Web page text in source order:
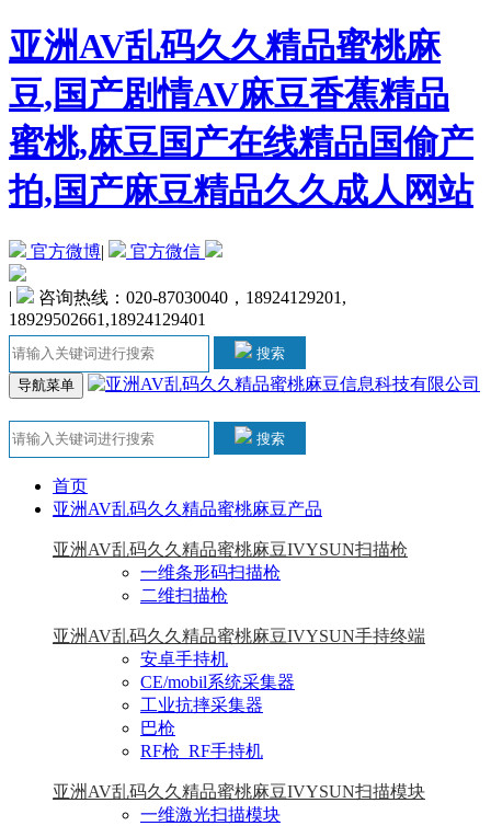
亚洲AV乱码久久精品蜜桃麻
豆,国产剧情AV麻豆香蕉精品
蜜桃,麻豆国产在线精品国偷产
拍,国产麻豆精品久久成人网站
官方微博| 官方微信
|
咨询热线：020-87030040，18924129201,
18929502661,18924129401
搜索
导航菜单
搜索
首页
亚洲AV乱码久久精品蜜桃麻豆产品
亚洲AV乱码久久精品蜜桃麻豆IVYSUN扫描枪
一维条形码扫描枪
二维扫描枪
亚洲AV乱码久久精品蜜桃麻豆IVYSUN手持终端
安卓手持机
CE/mobil系统采集器
工业抗摔采集器
巴枪
RF枪_RF手持机
亚洲AV乱码久久精品蜜桃麻豆IVYSUN扫描模块
一维激光扫描模块